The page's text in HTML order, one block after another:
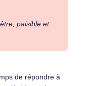
paisible et
de répondre à